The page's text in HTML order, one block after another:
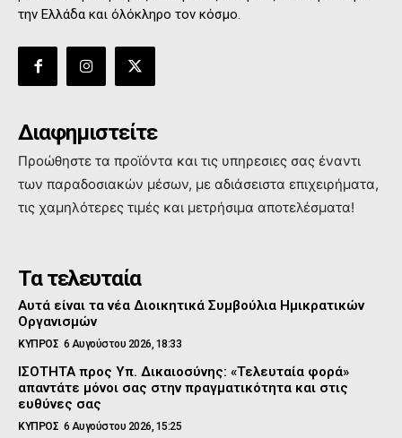
την Ελλάδα και όλόκληρο τον κόσμο.
Διαφημιστείτε
Προώθηστε τα προϊόντα και τις υπηρεσιες σας έναντι
των παραδοσιακών μέσων, με αδιάσειστα επιχειρήματα,
τις χαμηλότερες τιμές και μετρήσιμα αποτελέσματα!
Τα τελευταία
Αυτά είναι τα νέα Διοικητικά Συμβούλια Ημικρατικών
Οργανισμών
ΚΥΠΡΟΣ 6 Αυγούστου 2026, 18:33
ΙΣΟΤΗΤΑ προς Υπ. Δικαιοσύνης: «Τελευταία φορά»
απαντάτε μόνοι σας στην πραγματικότητα και στις
ευθύνες σας
ΚΥΠΡΟΣ 6 Αυγούστου 2026, 15:25